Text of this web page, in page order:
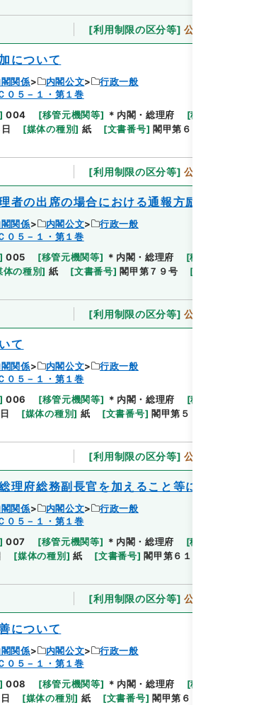
[利用制限の区分等] 公開
について
関係 内閣公文
行政一般
０５－１・第１巻
] 004 [移管元機関等] ＊内閣・総理府 [移管等年度
[媒体の種別] 紙 [文書番号] 閣甲第６４号
[利用制限の区分等] 公開
者の出席の場合における通報方励行について
関係 内閣公文
行政一般
０５－１・第１巻
] 005 [移管元機関等] ＊内閣・総理府 [移管等年度
体の種別] 紙 [文書番号] 閣甲第７９号 [
[利用制限の区分等] 公開
て
関係 内閣公文
行政一般
０５－１・第１巻
] 006 [移管元機関等] ＊内閣・総理府 [移管等年度
[媒体の種別] 紙 [文書番号] 閣甲第５６号
[利用制限の区分等] 公開
理府総務副長官を加えること等について
関係 内閣公文
行政一般
０５－１・第１巻
] 007 [移管元機関等] ＊内閣・総理府 [移管等年度
[媒体の種別 ] 紙 [文書番号] 閣甲第６１号
[利用制限の区分等] 公開
について
関係 内閣公文
行政一般
０５－１・第１巻
] 008 [移管元機関等] ＊内閣・総理府 [移管等年度
[媒体の種別] 紙 [文書番号] 閣甲第６３号